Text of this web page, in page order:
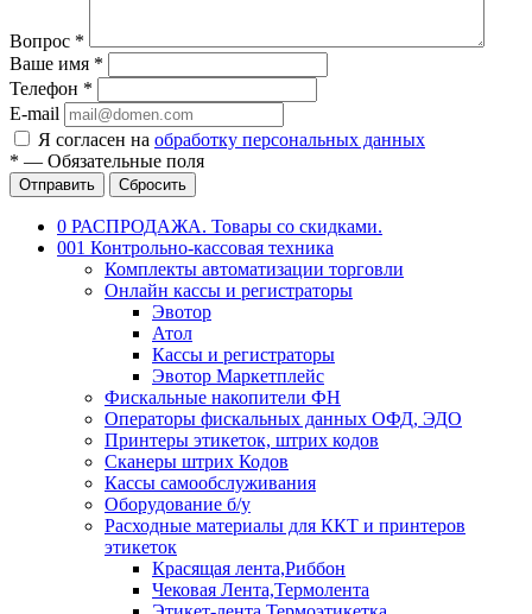
Вопрос *
Ваше имя *
Телефон *
E-mail
Я согласен на обработку персональных данных
* — Обязательные поля
Отправить Сбросить
0 РАСПРОДАЖА. Товары со скидками.
001 Контрольно-кассовая техника
Комплекты автоматизации торговли
Онлайн кассы и регистраторы
Эвотор
Атол
Кассы и регистраторы
Эвотор Маркетплейс
Фискальные накопители ФН
Операторы фискальных данных ОФД, ЭДО
Принтеры этикеток, штрих кодов
Сканеры штрих Кодов
Кассы самообслуживания
Оборудование б/у
Расходные материалы для ККТ и принтеров
этикеток
Красящая лента,Риббон
Чековая Лента,Термолента